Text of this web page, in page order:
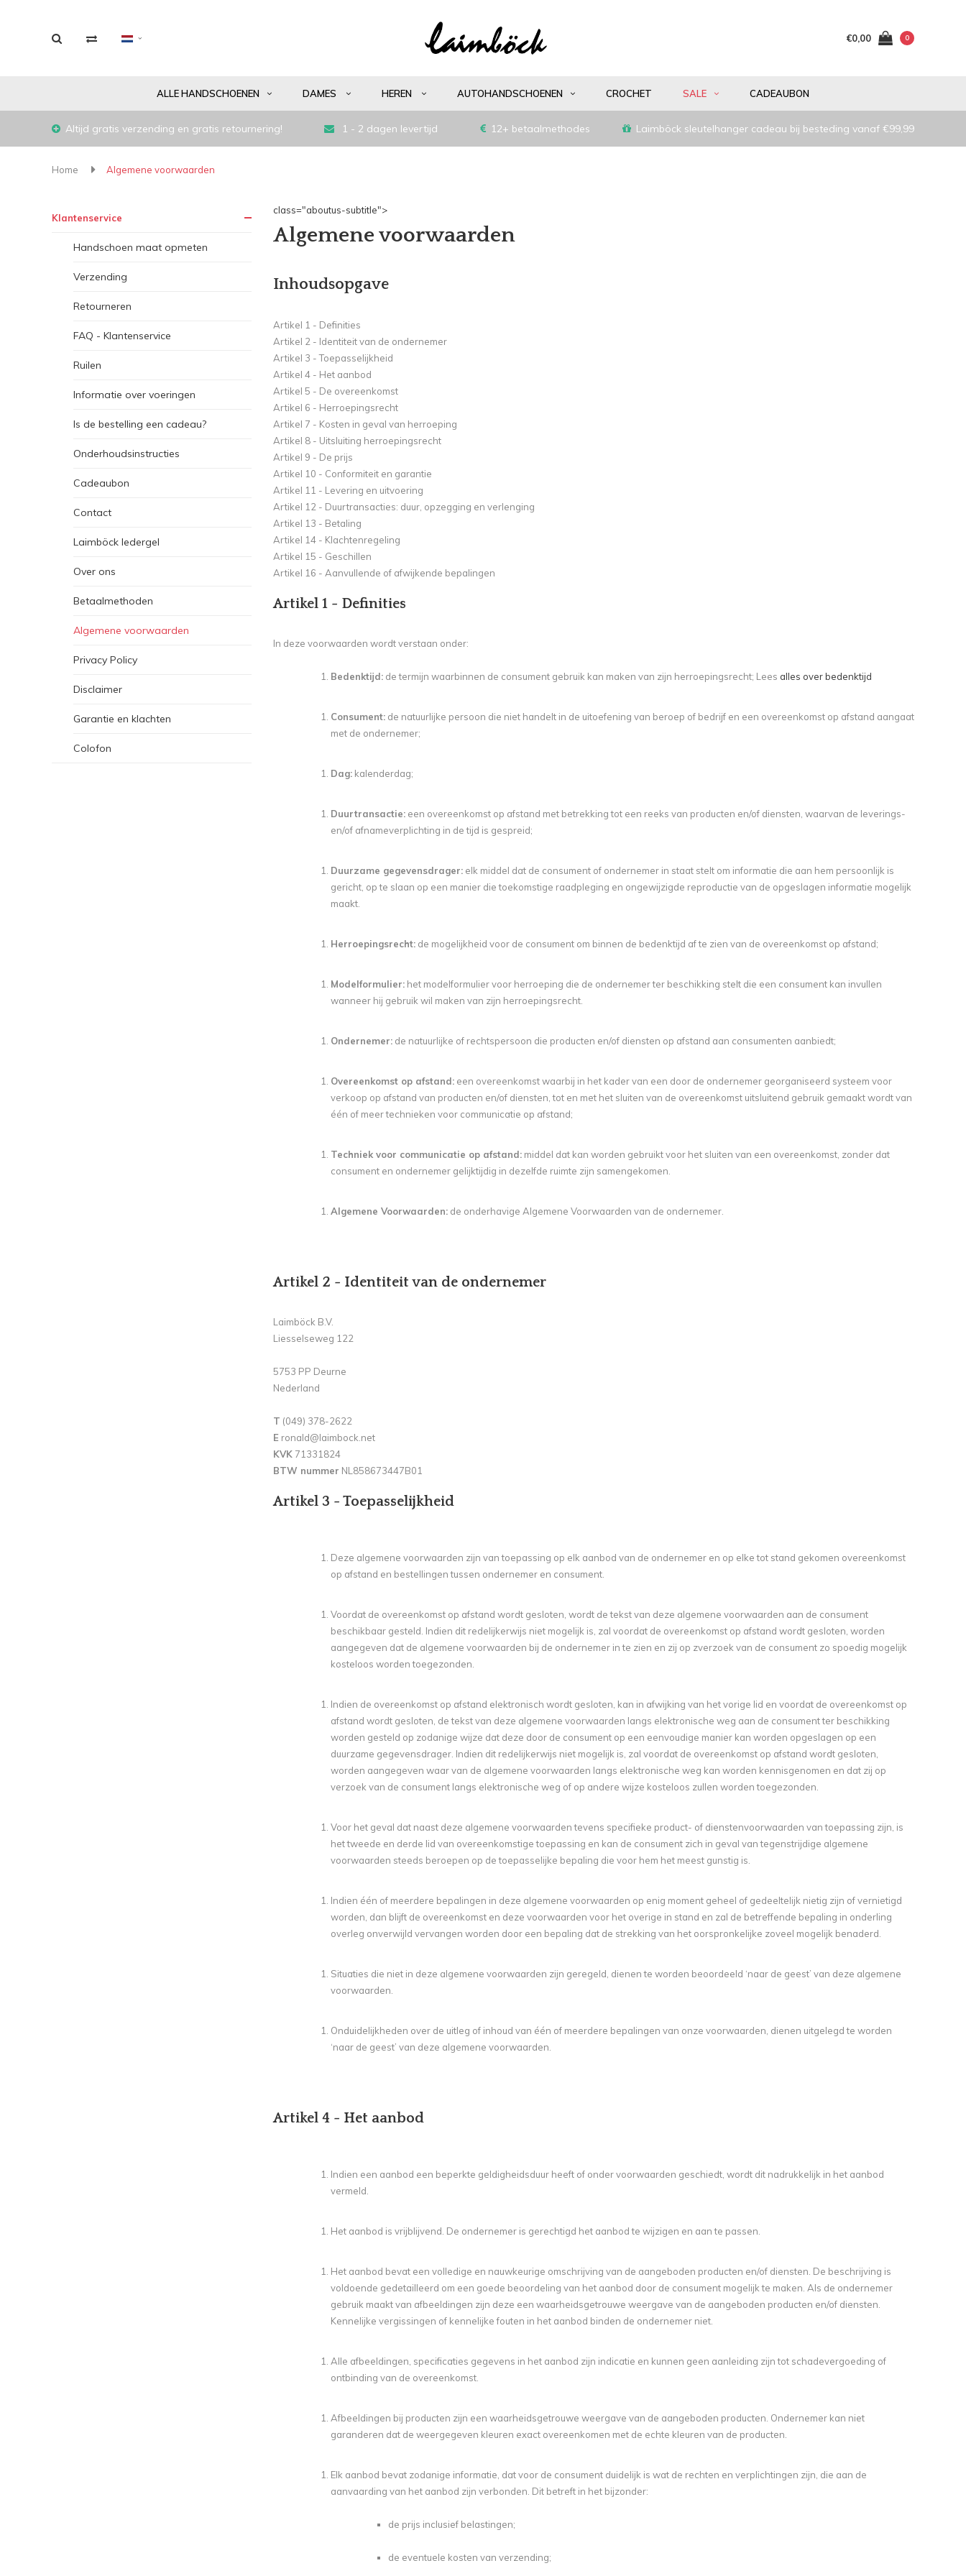
€0,00 0
ALLE HANDSCHOENEN DAMES HEREN AUTOHANDSCHOENEN CROCHET SALE CADEAUBON
Altijd gratis verzending en gratis retournering! 1 - 2 dagen levertijd 12+ betaalmethodes Laimböck sleutelhanger cadeau bij besteding vanaf €99,99
Home Algemene voorwaarden
Klantenservice
Handschoen maat opmeten
Verzending
Retourneren
FAQ - Klantenservice
Ruilen
Informatie over voeringen
Is de bestelling een cadeau?
Onderhoudsinstructies
Cadeaubon
Contact
Laimböck ledergel
Over ons
Betaalmethoden
Algemene voorwaarden
Privacy Policy
Disclaimer
Garantie en klachten
Colofon
class="aboutus-subtitle">
Algemene voorwaarden
Inhoudsopgave
Artikel 1 - Definities
Artikel 2 - Identiteit van de ondernemer
Artikel 3 - Toepasselijkheid
Artikel 4 - Het aanbod
Artikel 5 - De overeenkomst
Artikel 6 - Herroepingsrecht
Artikel 7 - Kosten in geval van herroeping
Artikel 8 - Uitsluiting herroepingsrecht
Artikel 9 - De prijs
Artikel 10 - Conformiteit en garantie
Artikel 11 - Levering en uitvoering
Artikel 12 - Duurtransacties: duur, opzegging en verlenging
Artikel 13 - Betaling
Artikel 14 - Klachtenregeling
Artikel 15 - Geschillen
Artikel 16 - Aanvullende of afwijkende bepalingen
Artikel 1 - Definities
In deze voorwaarden wordt verstaan onder:
Bedenktijd:de termijn waarbinnen de consument gebruik kan maken van zijn herroepingsrecht; Lees alles over bedenktijd
Consument:de natuurlijke persoon die niet handelt in de uitoefening van beroep of bedrijf en een overeenkomst op afstand aangaat
met de ondernemer;
Dag:kalenderdag;
Duurtransactie:een overeenkomst op afstand met betrekking tot een reeks van producten en/of diensten, waarvan de leverings-
en/of afnameverplichting in de tijd is gespreid;
Duurzame gegevensdrager:elk middel dat de consument of ondernemer in staat stelt om informatie die aan hem persoonlijk is
gericht, op te slaan op een manier die toekomstige raadpleging en ongewijzigde reproductie van de opgeslagen informatie mogelijk
maakt.
Herroepingsrecht:de mogelijkheid voor de consument om binnen de bedenktijd af te zien van de overeenkomst op afstand;
Modelformulier:het modelformulier voor herroeping die de ondernemer ter beschikking stelt die een consument kan invullen
wanneer hij gebruik wil maken van zijn herroepingsrecht.
Ondernemer:de natuurlijke of rechtspersoon die producten en/of diensten op afstand aan consumenten aanbiedt;
Overeenkomst op afstand: een overeenkomst waarbij in het kader van een door de ondernemer georganiseerd systeem voor
verkoop op afstand van producten en/of diensten, tot en met het sluiten van de overeenkomst uitsluitend gebruik gemaakt wordt van
één of meer technieken voor communicatie op afstand;
Techniek voor communicatie op afstand:middel dat kan worden gebruikt voor het sluiten van een overeenkomst, zonder dat
consument en ondernemer gelijktijdig in dezelfde ruimte zijn samengekomen.
Algemene Voorwaarden:de onderhavige Algemene Voorwaarden van de ondernemer.
Artikel 2 - Identiteit van de ondernemer
Laimböck B.V.
Liesselseweg 122
5753 PP Deurne
Nederland
T (049) 378-2622
E ronald@laimbock.net
KVK71331824
BTW nummer NL858673447B01
Artikel 3 - Toepasselijkheid
Deze algemene voorwaarden zijn van toepassing op elk aanbod van de ondernemer en op elke tot stand gekomen overeenkomst
op afstand en bestellingen tussen ondernemer en consument.
Voordat de overeenkomst op afstand wordt gesloten, wordt de tekst van deze algemene voorwaarden aan de consument
beschikbaar gesteld. Indien dit redelijkerwijs niet mogelijk is, zal voordat de overeenkomst op afstand wordt gesloten, worden
aangegeven dat de algemene voorwaarden bij de ondernemer in te zien en zij op zverzoek van de consument zo spoedig mogelijk
kosteloos worden toegezonden.
Indien de overeenkomst op afstand elektronisch wordt gesloten, kan in afwijking van het vorige lid en voordat de overeenkomst op
afstand wordt gesloten, de tekst van deze algemene voorwaarden langs elektronische weg aan de consument ter beschikking
worden gesteld op zodanige wijze dat deze door de consument op een eenvoudige manier kan worden opgeslagen op een
duurzame gegevensdrager. Indien dit redelijkerwijs niet mogelijk is, zal voordat de overeenkomst op afstand wordt gesloten,
worden aangegeven waar van de algemene voorwaarden langs elektronische weg kan worden kennisgenomen en dat zij op
verzoek van de consument langs elektronische weg of op andere wijze kosteloos zullen worden toegezonden.
Voor het geval dat naast deze algemene voorwaarden tevens specifieke product- of dienstenvoorwaarden van toepassing zijn, is
het tweede en derde lid van overeenkomstige toepassing en kan de consument zich in geval van tegenstrijdige algemene
voorwaarden steeds beroepen op de toepasselijke bepaling die voor hem het meest gunstig is.
Indien één of meerdere bepalingen in deze algemene voorwaarden op enig moment geheel of gedeeltelijk nietig zijn of vernietigd
worden, dan blijft de overeenkomst en deze voorwaarden voor het overige in stand en zal de betreffende bepaling in onderling
overleg onverwijld vervangen worden door een bepaling dat de strekking van het oorspronkelijke zoveel mogelijk benaderd.
Situaties die niet in deze algemene voorwaarden zijn geregeld, dienen te worden beoordeeld ‘naar de geest’ van deze algemene
voorwaarden.
Onduidelijkheden over de uitleg of inhoud van één of meerdere bepalingen van onze voorwaarden, dienen uitgelegd te worden
‘naar de geest’ van deze algemene voorwaarden.
Artikel 4 - Het aanbod
Indien een aanbod een beperkte geldigheidsduur heeft of onder voorwaarden geschiedt, wordt dit nadrukkelijk in het aanbod
vermeld.
Het aanbod is vrijblijvend. De ondernemer is gerechtigd het aanbod te wijzigen en aan te passen.
Het aanbod bevat een volledige en nauwkeurige omschrijving van de aangeboden producten en/of diensten. De beschrijving is
voldoende gedetailleerd om een goede beoordeling van het aanbod door de consument mogelijk te maken. Als de ondernemer
gebruik maakt van afbeeldingen zijn deze een waarheidsgetrouwe weergave van de aangeboden producten en/of diensten.
Kennelijke vergissingen of kennelijke fouten in het aanbod binden de ondernemer niet.
Alle afbeeldingen, specificaties gegevens in het aanbod zijn indicatie en kunnen geen aanleiding zijn tot schadevergoeding of
ontbinding van de overeenkomst.
Afbeeldingen bij producten zijn een waarheidsgetrouwe weergave van de aangeboden producten. Ondernemer kan niet
garanderen dat de weergegeven kleuren exact overeenkomen met de echte kleuren van de producten.
Elk aanbod bevat zodanige informatie, dat voor de consument duidelijk is wat de rechten en verplichtingen zijn, die aan de
aanvaarding van het aanbod zijn verbonden. Dit betreft in het bijzonder:
de prijs inclusief belastingen;
de eventuele kosten van verzending;